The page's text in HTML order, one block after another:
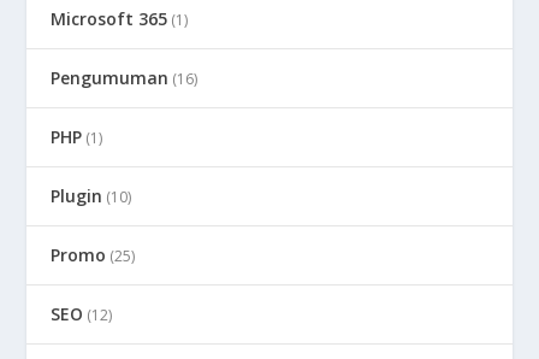
Microsoft 365 (1)
Pengumuman (16)
PHP (1)
Plugin (10)
Promo (25)
SEO (12)